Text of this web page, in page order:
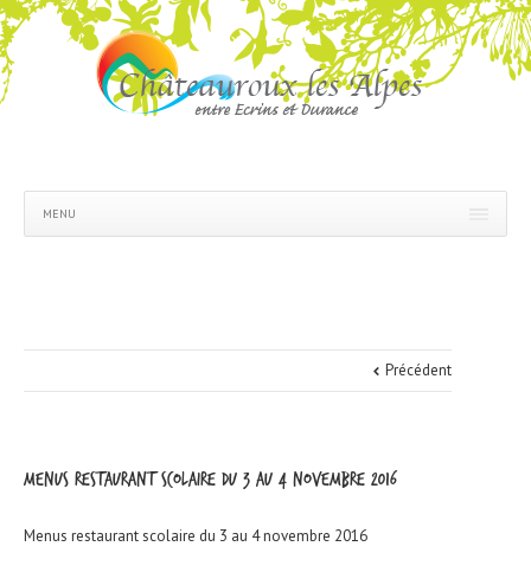
MENU
Précédent
Menus restaurant scolaire du 3 au 4 novembre 2016
Menus restaurant scolaire du 3 au 4 novembre 2016